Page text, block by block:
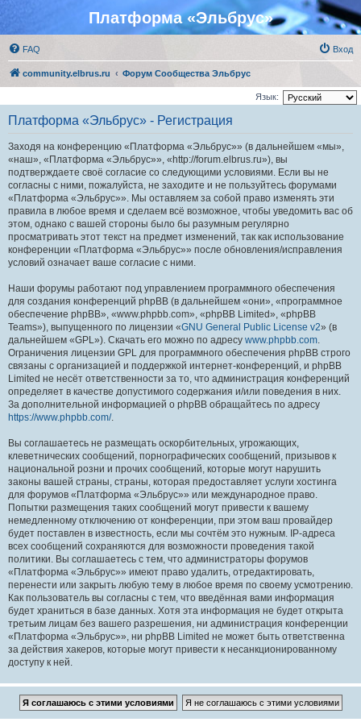
Платформа «Эльбрус»
FAQ Вход
community.elbrus.ru Форум Сообщества Эльбрус
Язык:
Платформа «Эльбрус» - Регистрация
Заходя на конференцию «Платформа «Эльбрус»» (в дальнейшем «мы»,
«наш», «Платформа «Эльбрус»», «http://forum.elbrus.ru»), вы
подтверждаете своё согласие со следующими условиями. Если вы не
согласны с ними, пожалуйста, не заходите и не пользуйтесь форумами
«Платформа «Эльбрус»». Мы оставляем за собой право изменять эти
правила в любое время и сделаем всё возможное, чтобы уведомить вас об
этом, однако с вашей стороны было бы разумным регулярно
просматривать этот текст на предмет изменений, так как использование
конференции «Платформа «Эльбрус»» после обновления/исправления
условий означает ваше согласие с ними.
Наши форумы работают под управлением программного обеспечения
для создания конференций phpBB (в дальнейшем «они», «программное
обеспечение phpBB», «www.phpbb.com», «phpBB Limited», «phpBB
Teams»), выпущенного по лицензии «GNU General Public License v2» (в
дальнейшем «GPL»). Скачать его можно по адресу www.phpbb.com.
Ограничения лицензии GPL для программного обеспечения phpBB строго
связаны с организацией и поддержкой интернет-конференций, и phpBB
Limited не несёт ответственности за то, что администрация конференций
определяет в качестве допустимого содержания и/или поведения в них.
За дополнительной информацией о phpBB обращайтесь по адресу
https://www.phpbb.com/.
Вы соглашаетесь не размещать оскорбительных, угрожающих,
клеветнических сообщений, порнографических сообщений, призывов к
национальной розни и прочих сообщений, которые могут нарушить
законы вашей страны, страны, которая предоставляет услуги хостинга
для форумов «Платформа «Эльбрус»» или международное право.
Попытки размещения таких сообщений могут привести к вашему
немедленному отключению от конференции, при этом ваш провайдер
будет поставлен в известность, если мы сочтём это нужным. IP-адреса
всех сообщений сохраняются для возможности проведения такой
политики. Вы соглашаетесь с тем, что администраторы форумов
«Платформа «Эльбрус»» имеют право удалить, отредактировать,
перенести или закрыть любую тему в любое время по своему усмотрению.
Как пользователь вы согласны с тем, что введённая вами информация
будет храниться в базе данных. Хотя эта информация не будет открыта
третьим лицам без вашего разрешения, ни администрация конференции
«Платформа «Эльбрус»», ни phpBB Limited не может быть ответственна
за действия хакеров, которые могут привести к несанкционированному
доступу к ней.